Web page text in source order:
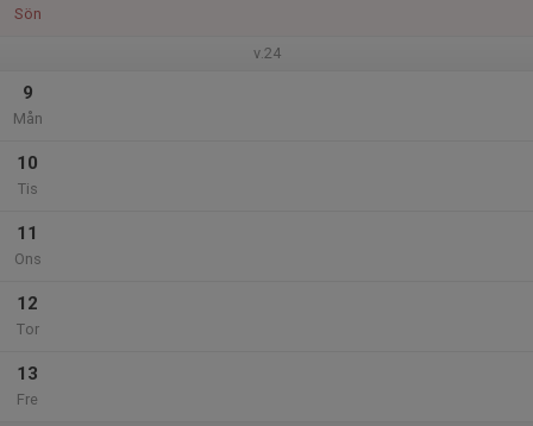
Sön
v.24
9
Mån
10
Tis
11
Ons
12
Tor
13
Fre